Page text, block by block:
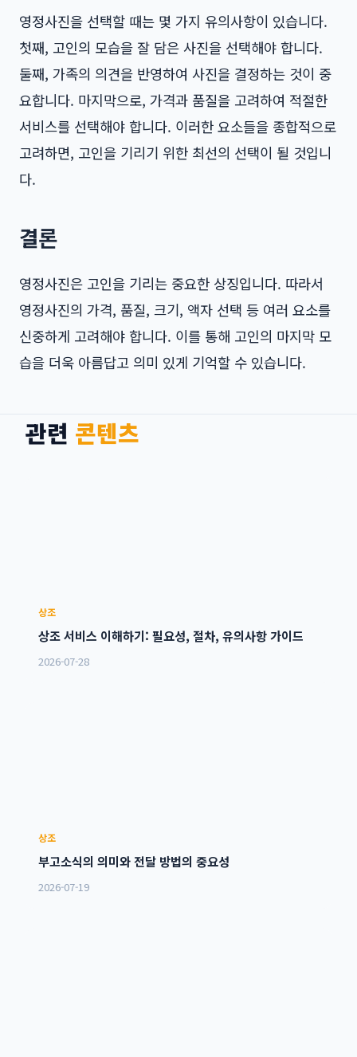
영정사진을 선택할 때는 몇 가지 유의사항이 있습니다.
첫째, 고인의 모습을 잘 담은 사진을 선택해야 합니다.
둘째, 가족의 의견을 반영하여 사진을 결정하는 것이 중
요합니다. 마지막으로, 가격과 품질을 고려하여 적절한
서비스를 선택해야 합니다. 이러한 요소들을 종합적으로
고려하면, 고인을 기리기 위한 최선의 선택이 될 것입니
다.
결론
영정사진은 고인을 기리는 중요한 상징입니다. 따라서
영정사진의 가격, 품질, 크기, 액자 선택 등 여러 요소를
신중하게 고려해야 합니다. 이를 통해 고인의 마지막 모
습을 더욱 아름답고 의미 있게 기억할 수 있습니다.
관련 콘텐츠
상조
상조 서비스 이해하기: 필요성, 절차, 유의사항 가이드
2026-07-28
상조
부고소식의 의미와 전달 방법의 중요성
2026-07-19